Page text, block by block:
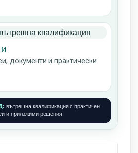
документи и практически
вътрешна квалификация с практичен
и приложими решения.